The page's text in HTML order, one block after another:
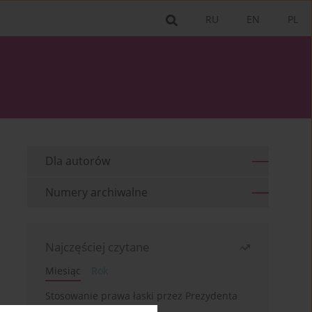
PL
EN
RU
Dla autorów
Numery archiwalne
Najczęściej czytane
Miesiąc
Stosowanie prawa łaski przez Prezydenta